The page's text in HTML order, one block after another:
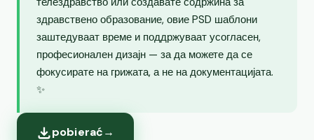
здравствено образование, овие PSD шаблони
заштедуваат време и поддржуваат усогласен,
професионален дизајн — за да можете да се
фокусирате на грижата, а не на документацијата.
✨
pobierać→